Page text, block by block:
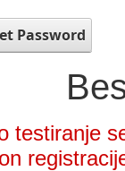
Password
testiranje